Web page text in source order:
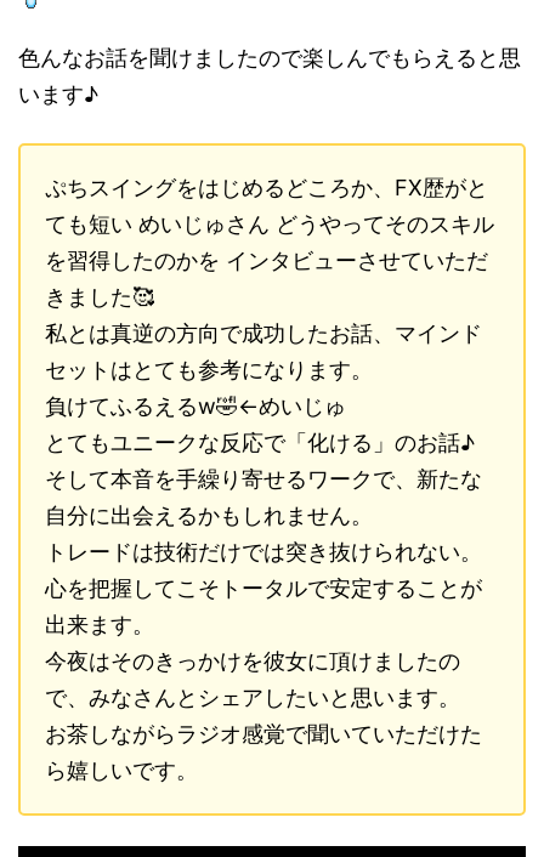
色んなお話を聞けましたので楽しんでもらえると思
います♪
ぷちスイングをはじめるどころか、FX歴がと
ても短い めいじゅさん どうやってそのスキル
を習得したのかを インタビューさせていただ
きました🥰
私とは真逆の方向で成功したお話、マインド
セットはとても参考になります。
負けてふるえるw🤣←めいじゅ
とてもユニークな反応で「化ける」のお話♪
そして本音を手繰り寄せるワークで、新たな
自分に出会えるかもしれません。
トレードは技術だけでは突き抜けられない。
心を把握してこそトータルで安定することが
出来ます。
今夜はそのきっかけを彼女に頂けましたの
で、みなさんとシェアしたいと思います。
お茶しながらラジオ感覚で聞いていただけた
ら嬉しいです。